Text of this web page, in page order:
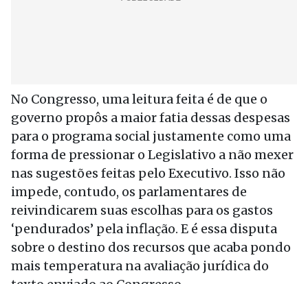
No Congresso, uma leitura feita é de que o
governo propôs a maior fatia dessas despesas
para o programa social justamente como uma
forma de pressionar o Legislativo a não mexer
nas sugestões feitas pelo Executivo. Isso não
impede, contudo, os parlamentares de
reivindicarem suas escolhas para os gastos
‘pendurados’ pela inflação. E é essa disputa
sobre o destino dos recursos que acaba pondo
mais temperatura na avaliação jurídica do